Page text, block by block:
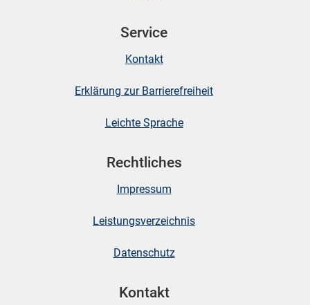
Service
Kontakt
Erklärung zur Barrierefreiheit
Leichte Sprache
Rechtliches
Impressum
Leistungsverzeichnis
Datenschutz
Kontakt